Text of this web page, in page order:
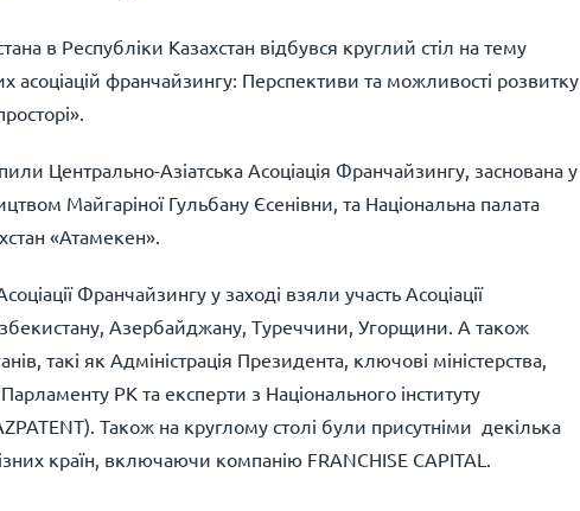
в Республіки Казахстан відбувся круглий стіл на тему
асоціацій франчайзингу: Перспективи та можливості розвитку
Центрально-Азіатська Асоціація Франчайзингу, заснована у
Майгаріної Гульбану Єсенівни, та Національна палата
«Атамекен».
Франчайзингу у заході взяли участь Асоціації
Азербайджану, Туреччини, Угорщини. А також
такі як Адміністрація Президента, ключові міністерства,
РК та експерти з Національного інституту
Також на круглому столі були присутніми декілька
країн, включаючи компанію FRANCHISE CAPITAL.